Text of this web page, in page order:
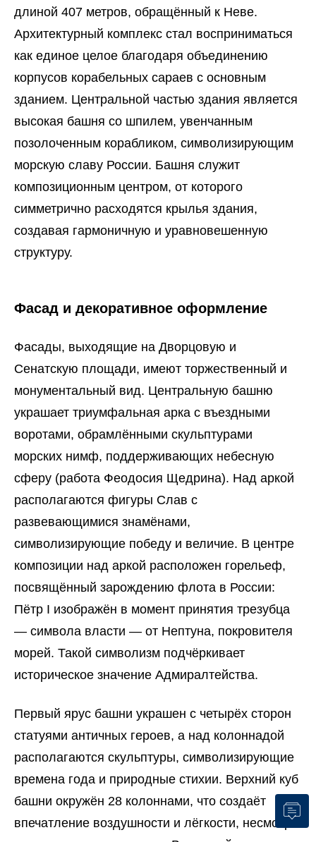
длиной 407 метров, обращённый к Неве.
Архитектурный комплекс стал восприниматься
как единое целое благодаря объединению
корпусов корабельных сараев с основным
зданием. Центральной частью здания является
высокая башня со шпилем, увенчанным
позолоченным корабликом, символизирующим
морскую славу России. Башня служит
композиционным центром, от которого
симметрично расходятся крылья здания,
создавая гармоничную и уравновешенную
структуру.
Фасад и декоративное оформление
Фасады, выходящие на Дворцовую и
Сенатскую площади, имеют торжественный и
монументальный вид. Центральную башню
украшает триумфальная арка с въездными
воротами, обрамлёнными скульптурами
морских нимф, поддерживающих небесную
сферу (работа Феодосия Щедрина). Над аркой
располагаются фигуры Слав с
развевающимися знамёнами,
символизирующие победу и величие. В центре
композиции над аркой расположен горельеф,
посвящённый зарождению флота в России:
Пётр I изображён в момент принятия трезубца
— символа власти — от Нептуна, покровителя
морей. Такой символизм подчёркивает
историческое значение Адмиралтейства.
Первый ярус башни украшен с четырёх сторон
статуями античных героев, а над колоннадой
располагаются скульптуры, символизирующие
времена года и природные стихии. Верхний куб
башни окружён 28 колоннами, что создаёт
впечатление воздушности и лёгкости, несмотря